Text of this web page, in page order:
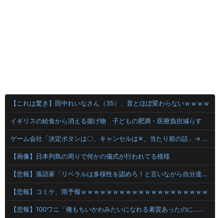
【これは驚き】田中れいなさん（35）、昔とほぼ変わらないｗｗｗｗ
イギリスの給食から消える揚げ物 子どもの肥満・医療負担減らす
ゲーム会社「決定ボタンは〇、キャンセルは✕、当たり前の話」→ ゲーム会社「今日から決定ボタンは✕にしまーす！！！」
【画像】日本列島の周りで何かの儀式が行われてる模様
【悲報】落語家「リベラルは多様性を認めろ！と言いながら自分達と違う意見には執拗に攻撃してくる！」ｗｗｗｗｗｗｗｗｗｗｗｗｗｗ【HotTweets】
【悲報】コミケ、雨予報ｗｗｗｗｗｗｗｗｗｗｗｗｗｗｗｗｗｗｗｗ
【悲報】100ワニ「俺もちいかわみたいになれる素質あったのに…」…静かに咽び泣く…